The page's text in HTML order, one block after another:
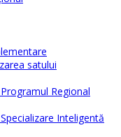
satului
Regional
Inteligentă